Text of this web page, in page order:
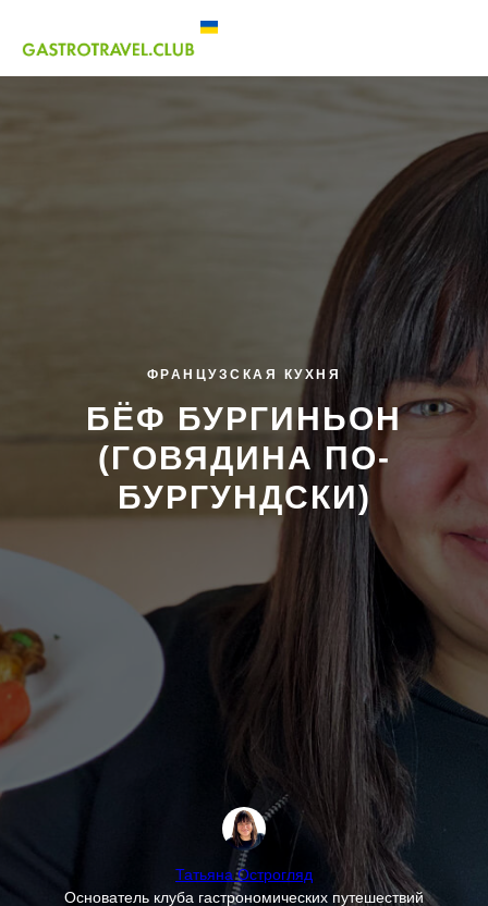
ФРАНЦУЗСКАЯ КУХНЯ
БЁФ БУРГИНЬОН
(ГОВЯДИНА ПО-
БУРГУНДСКИ)
Татьяна Острогляд
Основатель клуба гастрономических путешествий